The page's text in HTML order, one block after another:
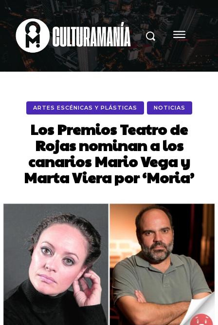
ARTES ESCÉNICAS Y PLÁSTICAS NOTICIAS
Los Premios Teatro de
Rojas nominan a los
canarios Mario Vega y
Marta Viera por ‘Moria’